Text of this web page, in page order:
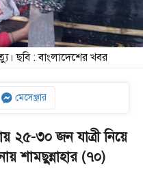
ছবি : বাংলাদেশের খবর
মেসেঞ্জার
২৫-৩০ জন যাত্রী নিয়ে
শামছুন্নাহার (৭০)